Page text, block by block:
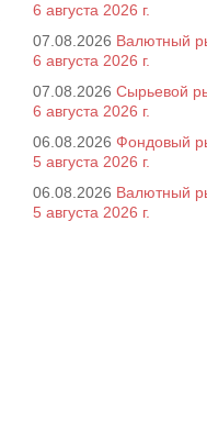
6 августа 2026 г.
07.08.2026 Валютный
6 августа 2026 г.
07.08.2026 Сырьевой
6 августа 2026 г.
06.08.2026 Фондовый
5 августа 2026 г.
06.08.2026 Валютный
5 августа 2026 г.